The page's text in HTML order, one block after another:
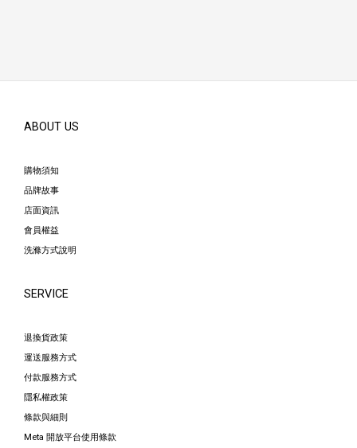
ABOUT US
購物須知
品牌故事
店面資訊
會員權益
洗滌方式說明
SERVICE
退換貨政策
運送服務方式
付款服務方式
隱私權政策
條款與細則
Meta 開放平台使用條款